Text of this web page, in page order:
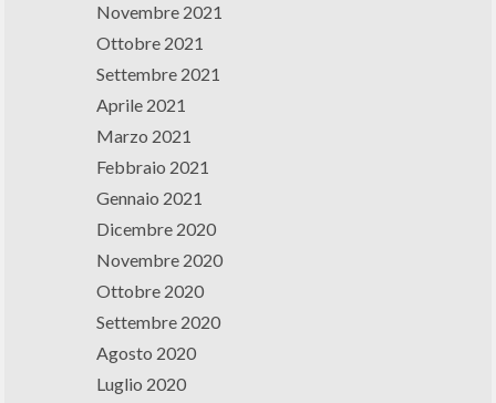
Novembre 2021
Ottobre 2021
Settembre 2021
Aprile 2021
Marzo 2021
Febbraio 2021
Gennaio 2021
Dicembre 2020
Novembre 2020
Ottobre 2020
Settembre 2020
Agosto 2020
Luglio 2020